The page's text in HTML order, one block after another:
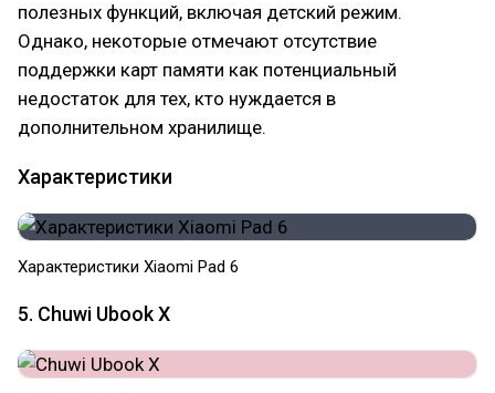
полезных функций, включая детский режим.
Однако, некоторые отмечают отсутствие
поддержки карт памяти как потенциальный
недостаток для тех, кто нуждается в
дополнительном хранилище.
Характеристики
Характеристики Xiaomi Pad 6
5. Chuwi Ubook X